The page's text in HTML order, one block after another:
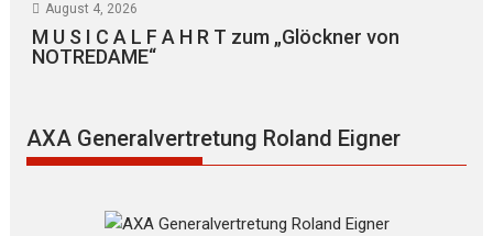
August 4, 2026
M U S I C A L F A H R T zum „Glöckner von
NOTREDAME“
AXA Generalvertretung Roland Eigner